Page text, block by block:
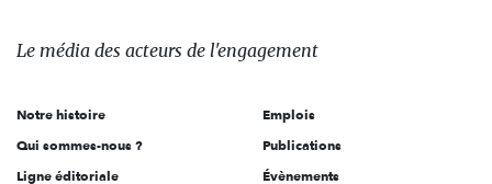
des
l'engagement
Le média des acteurs de l'engagement
Notre histoire
Qui sommes-nous ?
Ligne éditoriale
Emplois
Publications
Évènements